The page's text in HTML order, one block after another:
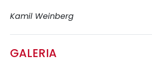
Kamil Weinberg
GALERIA